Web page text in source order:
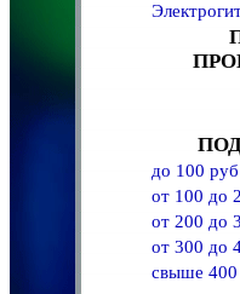
до 100 руб
от 100 до
от 200 до
от 300 до
свыше 400